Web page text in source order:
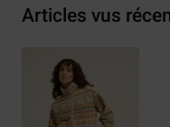
Articles vus